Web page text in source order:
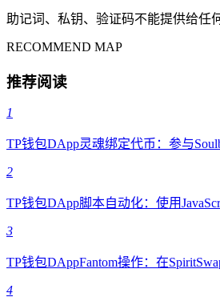
助记词、私钥、验证码不能提供给任
RECOMMEND MAP
推荐阅读
1
TP钱包DApp灵魂绑定代币：参与
2
TP钱包DApp脚本自动化：使用
3
TP钱包DAppFantom操作：在
4